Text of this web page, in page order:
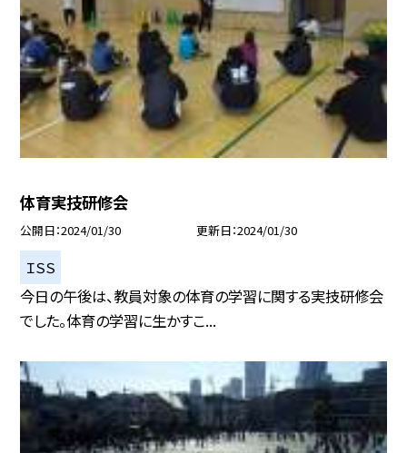
体育実技研修会
公開日 2024/01/30 更新日 2024/01/30
ＩＳＳ
今日の午後は、教員対象の体育の学習に関する実技研修会
でした。体育の学習に生かすこ...